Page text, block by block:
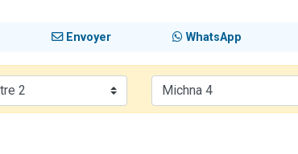
Envoyer WhatsApp